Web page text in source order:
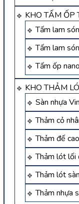
KHO TẤM ỐP
Tấm lam
Tấm lam
Tấm ốp
KHO THẢM
Sàn nhựa
Thảm cỏ
Thảm đế
Thảm lót lối
Thảm lót
Thảm nhựa